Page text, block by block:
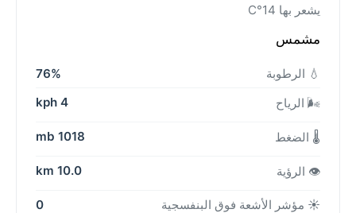
يشعر بها 14°C
مشمس
💧 الرطوبة
76%
🌬️ الرياح
4 kph
🌡️ الضغط 1018 mb
👁️ الرؤية 10.0 km
☀️ مؤشر الأشعة فوق البنفسجية 0